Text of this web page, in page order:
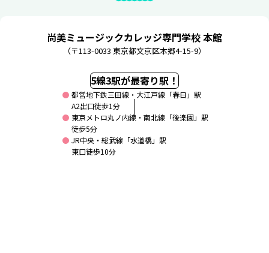
尚美ミュージックカレッジ専門学校 本館
（〒113-0033 東京都文京区本郷4-15-9）
5線3駅が最寄り駅！
都営地下鉄三田線・大江戸線「春日」駅
A2出口徒歩1分
東京メトロ丸ノ内線・南北線「後楽園」駅
徒歩5分
JR中央・総武線「水道橋」駅
東口徒歩10分